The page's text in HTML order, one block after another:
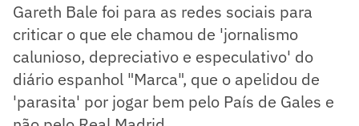
Gareth Bale foi para as redes sociais para
criticar o que ele chamou de 'jornalismo
calunioso, depreciativo e especulativo' do
diário espanhol "Marca", que o apelidou de
'parasita' por jogar bem pelo País de Gales e